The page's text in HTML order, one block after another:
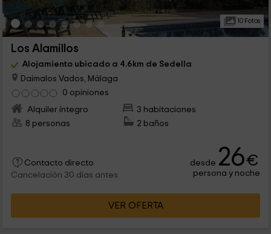
10 Fotos
Los Alamillos
Alojamiento ubicado a 4.6km de Sedella
Daimalos Vados, Málaga
0 opiniones
Alquiler íntegro
3 habitaciones
8 personas
2 baños
Contacto directo
Cancelación 30 días antes
desde 26€
persona y noche
VER OFERTA